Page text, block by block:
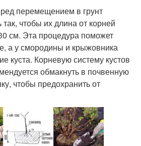
перемещением в грунт
чтобы их длина от корней
см. Эта процедура поможет
а у смородины и крыжовника
куста. Корневую систему кустов
обмакнуть в почвенную
чтобы предохранить от